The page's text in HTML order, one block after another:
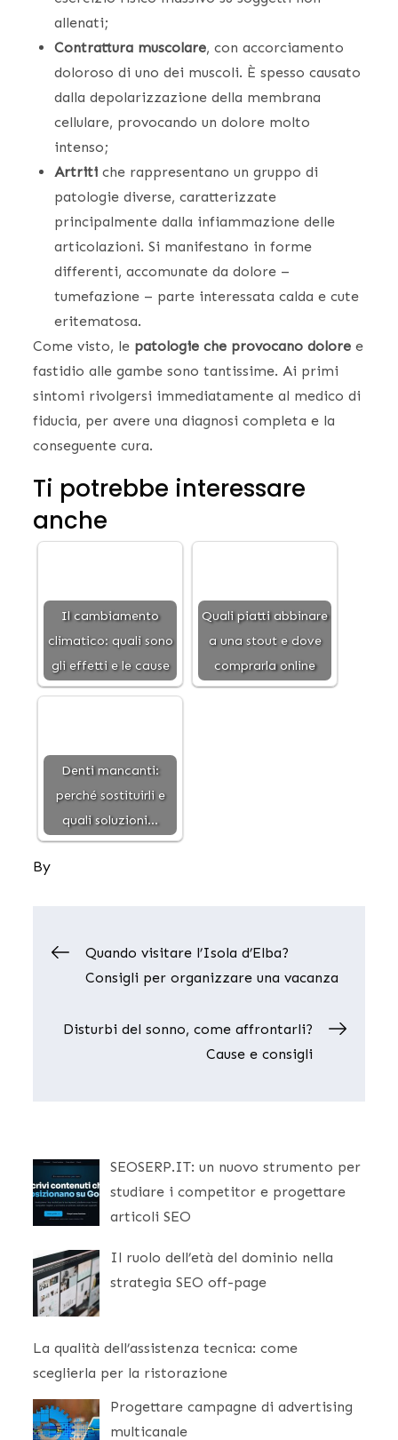
allenati;
Contrattura muscolare, con accorciamento
doloroso di uno dei muscoli. È spesso causato
dalla depolarizzazione della membrana
cellulare, provocando un dolore molto
intenso;
Artritiche rappresentano un gruppo di
patologie diverse, caratterizzate
principalmente dalla infiammazione delle
articolazioni. Si manifestano in forme
differenti, accomunate da dolore –
tumefazione – parte interessata calda e cute
eritematosa.
Come visto, le patologie che provocano doloree
fastidio alle gambe sono tantissime. Ai primi
sintomi rivolgersi immediatamente al medico di
fiducia, per avere una diagnosi completa e la
conseguente cura.
Ti potrebbe interessare
anche
Il cambiamento
climatico: quali sono
gli effetti e le cause
Quali piatti abbinare
a una stout e dove
comprarla online
Denti mancanti:
perché sostituirli e
quali soluzioni…
By
Navigazione
articoli
Quando visitare l’Isola d’Elba?
Consigli per organizzare una vacanza
Disturbi del sonno, come affrontarli?
Cause e consigli
SEOSERP.IT: un nuovo strumento per
studiare i competitor e progettare
articoli SEO
Il ruolo dell’età del dominio nella
strategia SEO off-page
La qualità dell’assistenza tecnica: come
sceglierla per la ristorazione
Progettare campagne di advertising
multicanale